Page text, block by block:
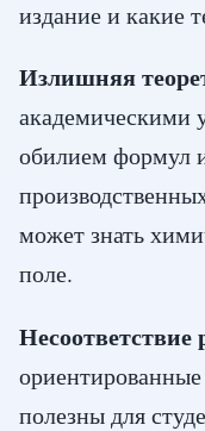
издание и какие
Излишняя
академическими
обилием формул
может знать
поле.
полезны для